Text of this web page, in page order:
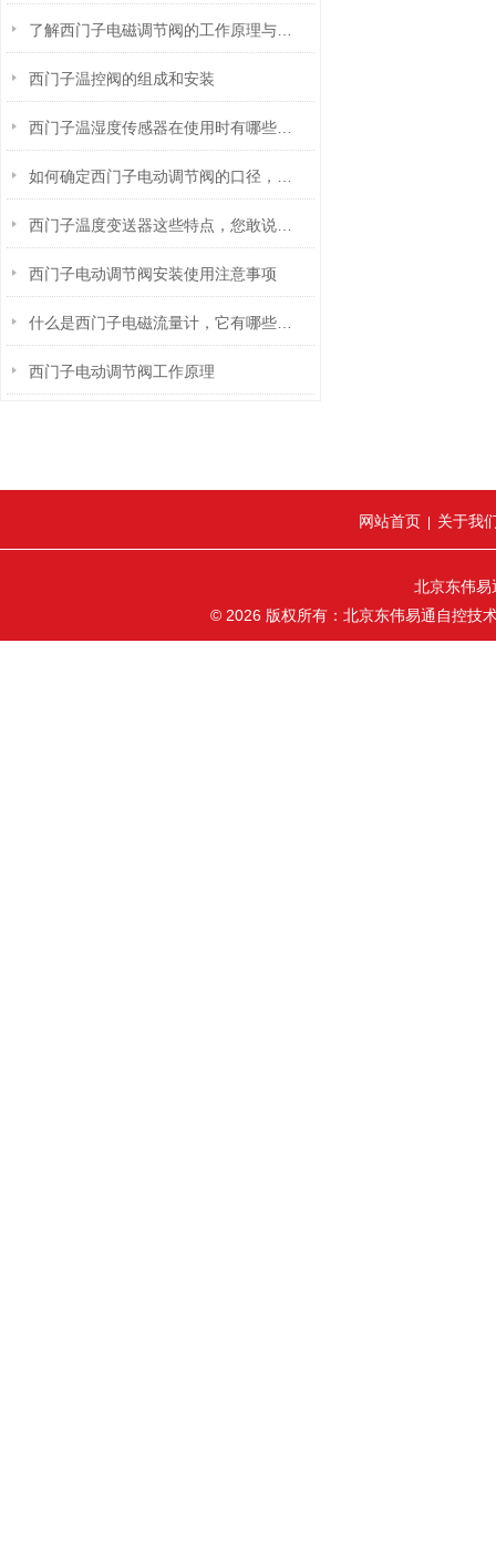
西门子温控阀的组成和安装
西门子电动调节阀安装使用注意事项
西门子电动调节阀工作原理
网站首页 关于我
北京东伟易
© 2026 版权所有：北京东伟易通自控技